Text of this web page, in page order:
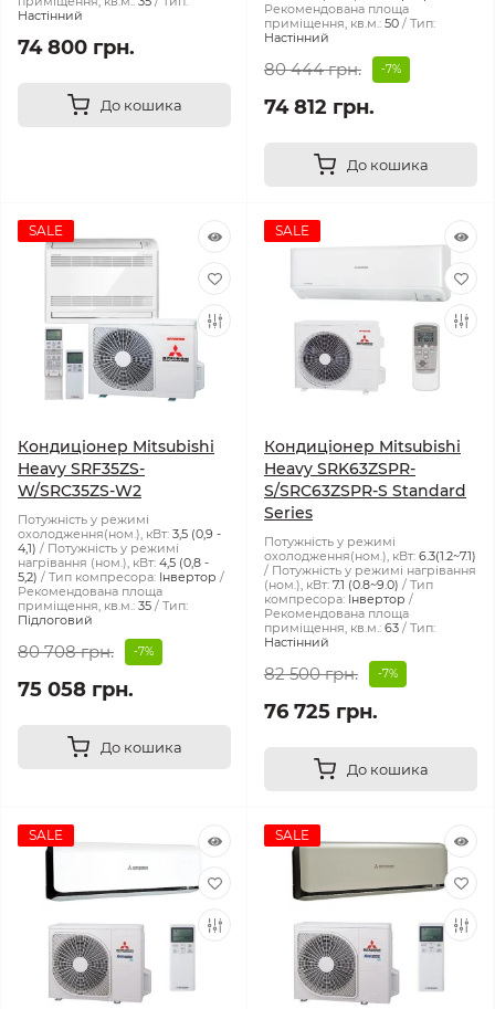
Настінний
74 800 грн.
До кошика
Рекомендована площа
приміщення, кв.м.: 50
Тип:
Настінний
80 444 грн. -7%
74 812 грн.
До кошика
SALE
Кондиціонер Mitsubishi
Heavy SRF35ZS-
W/SRC35ZS-W2
Потужність у режимі
охолодження(ном.), кВт: 3,5 (0,9 -
4,1)
Потужність у режимі
нагрівання (ном.), кВт: 4,5 (0,8 -
5,2)
Тип компресора: Інвертор
Рекомендована площа
приміщення, кв.м.: 35
Тип:
Підлоговий
80 708 грн. -7%
75 058 грн.
До кошика
SALE
Кондиціонер Mitsubishi
Heavy SRK63ZSPR-
S/SRC63ZSPR-S Standard
Series
Потужність у режимі
охолодження(ном.), кВт: 6.3(1.2~7.1)
Потужність у режимі нагрівання
(ном.), кВт: 7.1 (0.8~9.0)
Тип
компресора: Інвертор
Рекомендована площа
приміщення, кв.м.: 63
Тип:
Настінний
82 500 грн. -7%
76 725 грн.
До кошика
SALE SALE